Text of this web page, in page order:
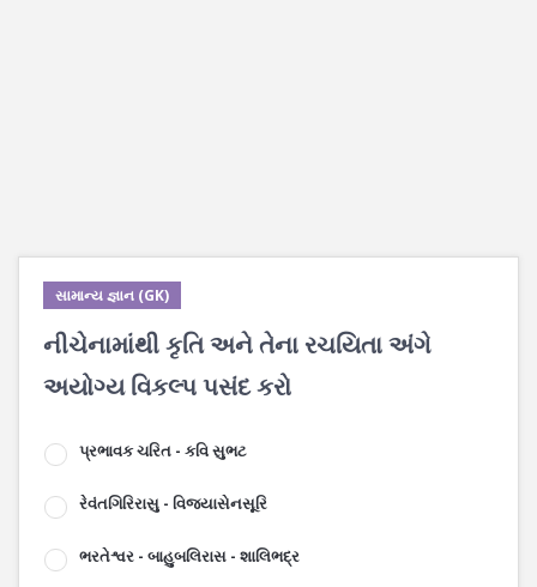
સામાન્ય જ્ઞાન (GK)
નીચેનામાંથી કૃતિ અને તેના રચયિતા અંગે
અયોગ્ય વિકલ્પ પસંદ કરો
પ્રભાવક ચરિત - કવિ સુભટ
રેવંતગિરિરાસુ - વિજયાસેનસૂરિ
ભરતેશ્વર - બાહુબલિરાસ - શાલિભદ્ર